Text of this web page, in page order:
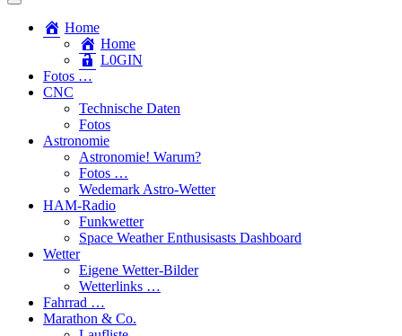
Toggle
search
field
Home
Home
L​0​​GIN
Fotos …
CNC
Technische Daten
Fotos
Astronomie
Astronomie! Warum?
Fotos …
Wedemark Astro-Wetter
HAM-Radio
Funkwetter
Space Weather Enthusisasts Dashboard
Wetter
Eigene Wetter-Bilder
Wetterlinks …
Fahrrad …
Marathon & Co.